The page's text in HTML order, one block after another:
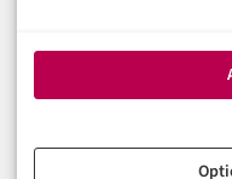
Datenschutzerklärung (EU)
Cookie-Richtlinie (EU)